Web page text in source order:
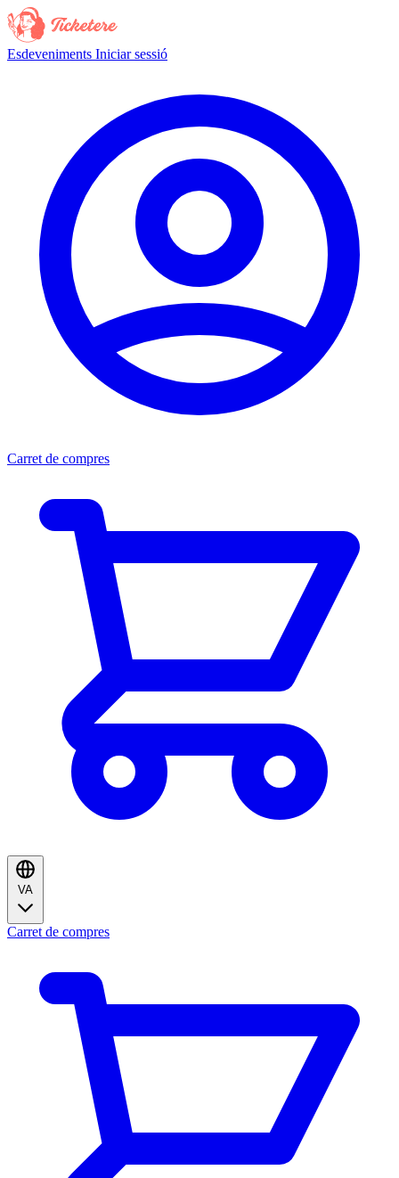
Esdeveniments Iniciar sessió
Carret de compres
VA
Carret de compres